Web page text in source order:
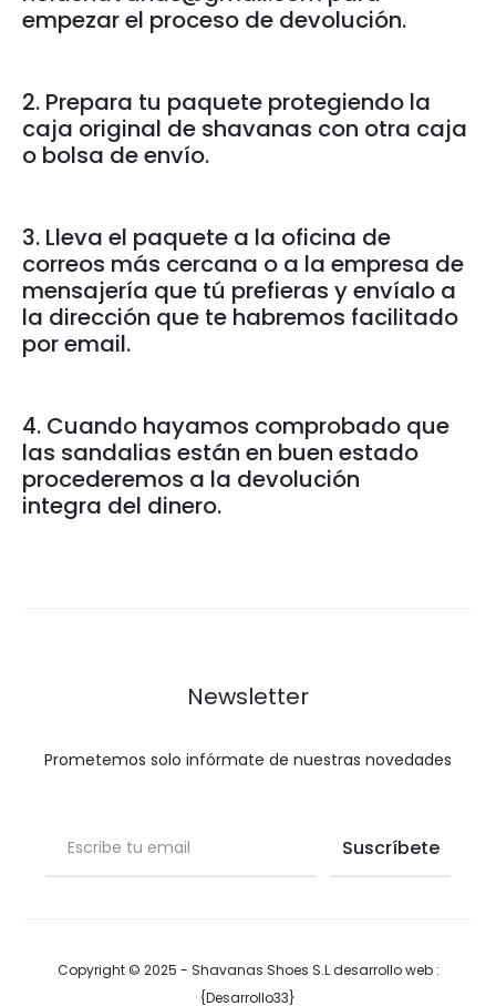
empezar el proceso de devolución.
2. Prepara tu paquete protegiendo la
caja original de shavanas con otra caja
o bolsa de envío.
3. Lleva el paquete a la oficina de
correos más cercana o a la empresa de
mensajería que tú prefieras y envíalo a
la dirección que te habremos facilitado
por email.
4. Cuando hayamos comprobado que
las sandalias están en buen estado
procederemos a la devolución
integra del dinero.
Newsletter
Prometemos solo infórmate de nuestras novedades
Copyright © 2025 - Shavanas Shoes S.L desarrollo web :
{Desarrollo33}